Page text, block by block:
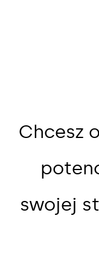
Chcesz
swojej